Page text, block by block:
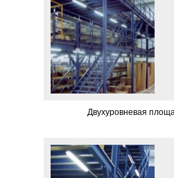
Двухуровневая